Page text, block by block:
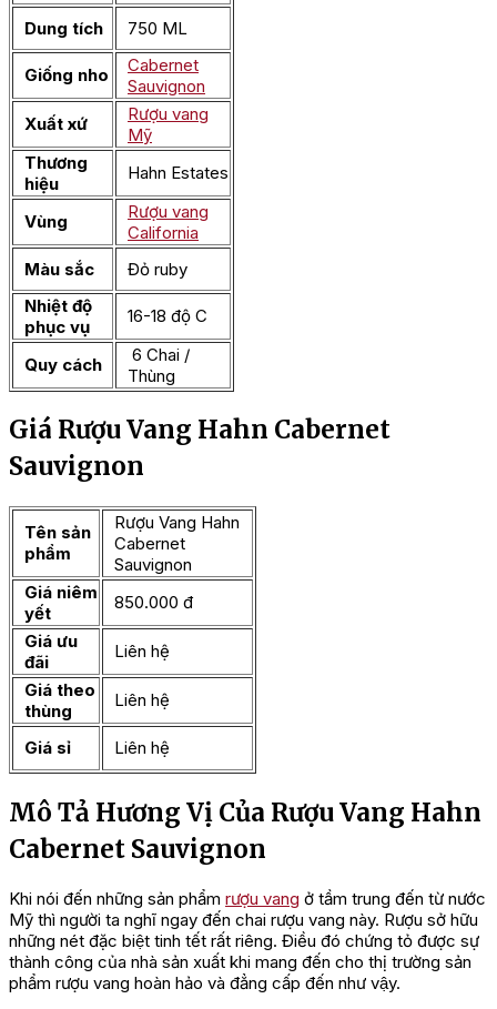
Dung tích 750 ML
Giống nho
Cabernet
Sauvignon
Xuất xứ
Rượu vang
Mỹ
Thương
hiệu
Hahn Estates
Vùng
Rượu vang
California
Màu sắc
Đỏ ruby
Nhiệt độ
phục vụ
16-18 độ C
Quy cách
6 Chai /
Thùng
Giá Rượu Vang Hahn Cabernet
Sauvignon
Tên sản
phẩm
Rượu Vang Hahn
Cabernet
Sauvignon
Giá niêm
yết
850.000 đ
Giá ưu
đãi
Liên hệ
Giá theo
thùng
Liên hệ
Giá sỉ Liên hệ
Mô Tả Hương Vị Của Rượu Vang Hahn
Cabernet Sauvignon
Khi nói đến những sản phẩm rượu vang ở tầm trung đến từ nước
Mỹ thì người ta nghĩ ngay đến chai rượu vang này. Rượu sở hữu
những nét đặc biệt tinh tết rất riêng. Điều đó chứng tỏ được sự
thành công của nhà sản xuất khi mang đến cho thị trường sản
phẩm rượu vang hoàn hảo và đẳng cấp đến như vậy.